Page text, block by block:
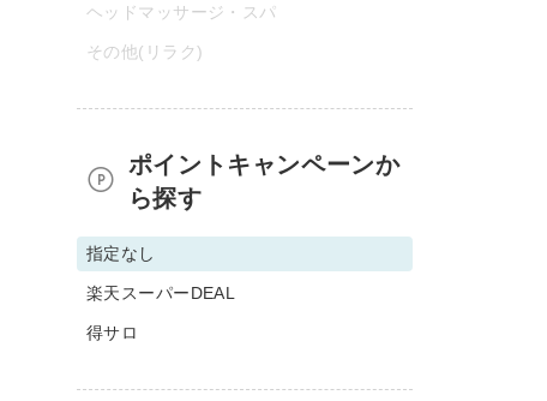
ヘッドマッサージ・スパ
その他(リラク)
ポイントキャンペーンか
ら探す
指定なし
楽天スーパーDEAL
得サロ